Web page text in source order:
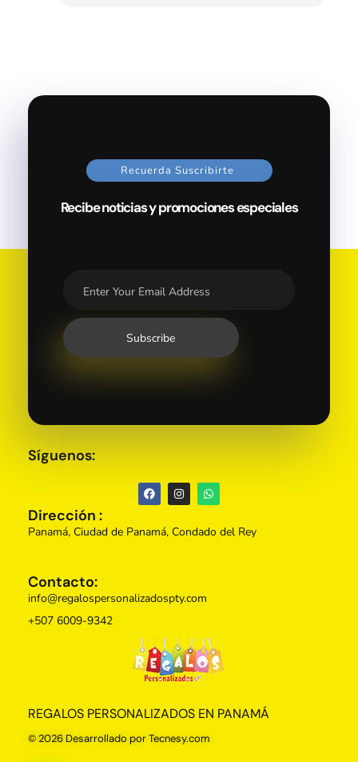
Recuerda Suscribirte
Recibe noticias y promociones especiales
REGALOS PERSONALIZADOS EN PANAMÁ
© 2026 Desarrollado por Tecnesy.com
Contacto:
info@regalospersonalizadospty.com
+507 6009-9342
Dirección :
Panamá, Ciudad de Panamá, Condado del Rey
Síguenos: